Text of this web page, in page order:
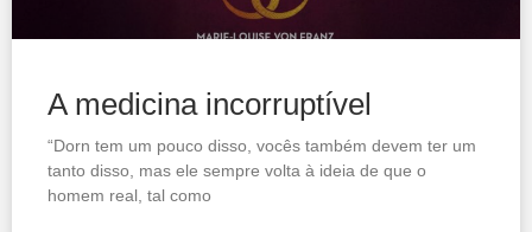
A medicina incorruptível
“Dorn tem um pouco disso, vocês também devem ter um
tanto disso, mas ele sempre volta à ideia de que o
homem real, tal como